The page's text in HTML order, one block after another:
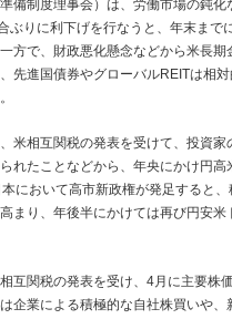
備制度理事会）は、労働市場の鈍
ぶりに利下げを行なうと、年末まで
方で、財政悪化懸念などから米長期
先進国債券やグローバルREITは相
米相互関税の発表を受けて、投資家
れたことなどから、年央にかけ円
において高市新政権が発足すると
まり、年後半にかけては再び円安米
互関税の発表を受け、4月に主要株
企業による積極的な自社株買いや